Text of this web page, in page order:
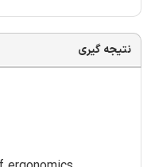
نتیجه گیری